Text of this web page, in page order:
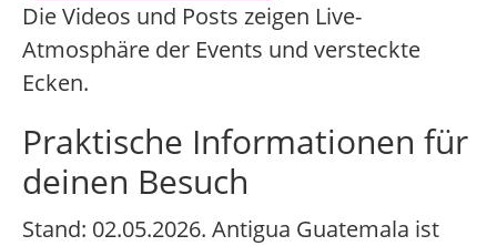
Die Videos und Posts zeigen Live-
Atmosphäre der Events und versteckte
Ecken.
Praktische Informationen für
deinen Besuch
Stand: 02.05.2026. Antigua Guatemala ist